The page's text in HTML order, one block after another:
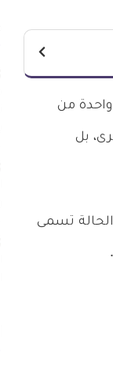
من
بل
تسمى